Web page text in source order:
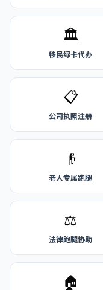
🏛️
移民绿卡代办
📋
公司执照注册
👴
老人专属跑腿
⚖️
法律跑腿协助
🏠